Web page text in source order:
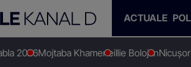
ACTUALE
2026Mojtaba KhameneiIlie Bolojan